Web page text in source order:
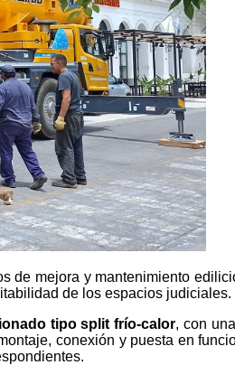
mejora y mantenimiento
de los espacios judiciales.
tipo split frío-calor, con
conexión y puesta en